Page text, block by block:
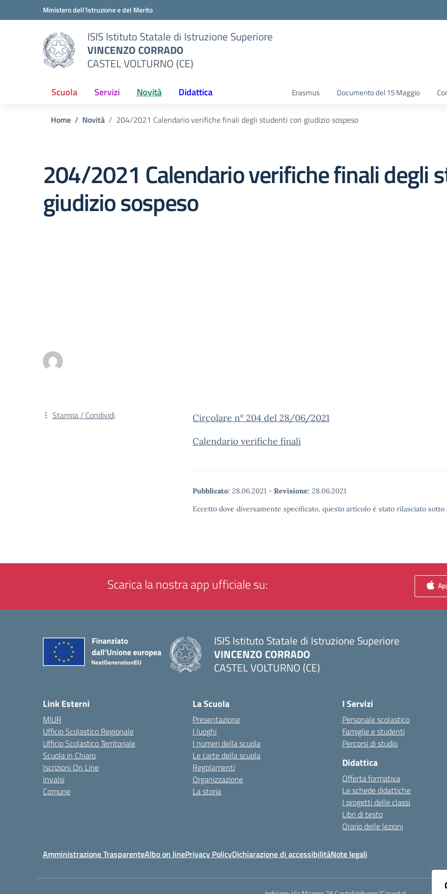
Vai ai contenuti
Vai al menu di navigazioneMinistero dell'Istruzione e del Merito
ISIS Istituto Statale di Istruzione Superiore
VINCENZO CORRADO
CASTEL VOLTURNO (CE)
Scuola Servizi Novità Didattica Erasmus Documento del 15 Maggio
Home Novità 204/2021 Calendario verifiche finali degli studenti con giudizio sospeso
204/2021 Calendario verifiche finali degli
giudizio sospeso
Circolare n° 204 del 28/06/2021
Calendario verifiche finali
Pubblicato: 28.06.2021 - Revisione: 28.06.2021
Eccetto dove diversamente specificato, questo articolo è stato rilasciato
Stampa / Condividi
Scarica la nostra app ufficiale su:
ISIS Istituto Statale di Istruzione Superiore
VINCENZO CORRADO
CASTEL VOLTURNO (CE)
Link Esterni
MIUR
Ufficio Scolastico Regionale
Ufficio Scolastico Territoriale
Scuola in Chiaro
Iscrizioni On Line
Invalsi
Comune
La Scuola
Presentazione
I luoghi
I numeri della scuola
Le carte della scuola
Regolamenti
Organizzazione
La storia
I Servizi
Personale scolastico
Famiglie e studenti
Percorsi di studio
Didattica
Offerta formativa
Le schede didattiche
I progetti delle classi
Libri di testo
Orario delle lezioni
Amministrazione TrasparenteAlbo on linePrivacy PolicyDichiarazione di accessibilitàNote legali